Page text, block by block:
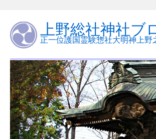
上野総社神社ブ
正一位護国霊験惣社大明神上野